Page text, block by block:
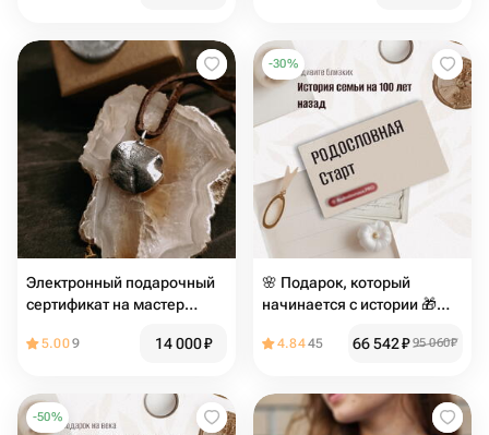
Электронный подарочный
сертификат на мастер
"Нос"
5.009 14 000₽
-30%
🌸 Подарок, который
начинается с истории 🎁
Старт»
4.8445 66 542₽ 95 060₽
-50%